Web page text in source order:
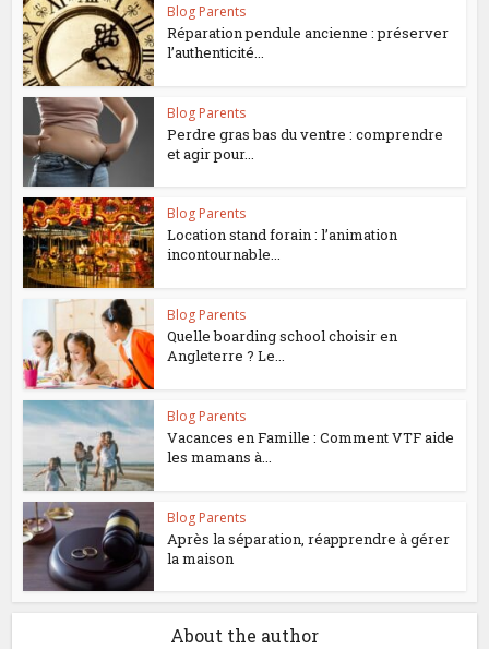
Blog Parents
Réparation pendule ancienne : préserver
l’authenticité...
Blog Parents
Perdre gras bas du ventre : comprendre
et agir pour...
Blog Parents
Location stand forain : l’animation
incontournable...
Blog Parents
Quelle boarding school choisir en
Angleterre ? Le...
Blog Parents
Vacances en Famille : Comment VTF aide
les mamans à...
Blog Parents
Après la séparation, réapprendre à gérer
la maison
About the author